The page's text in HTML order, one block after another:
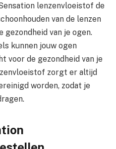
lenzenvloeistof de
van de lenzen
gezondheid van je ogen.
kunnen jouw ogen
voor de gezondheid van je
zorgt er altijd
worden, zodat je